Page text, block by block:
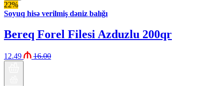
22%
Soyuq hisə verilmiş dəniz balığı
Bereq Forel Filesi Azduzlu 200qr
12.49 16.00